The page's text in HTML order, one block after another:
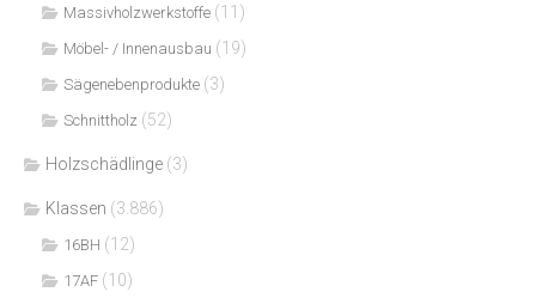
Massivholzwerkstoffe (11)
Möbel- / Innenausbau (19)
Sägenebenprodukte (3)
Schnittholz (52)
Holzschädlinge (3)
Klassen (3.886)
16BH (12)
17AF (10)